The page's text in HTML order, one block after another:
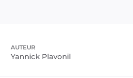
AUTEUR
Yannick Plavonil